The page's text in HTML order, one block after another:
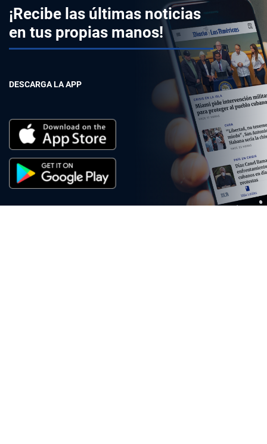
¡Recibe las últimas noticias
en tus propias manos!
DESCARGA LA APP